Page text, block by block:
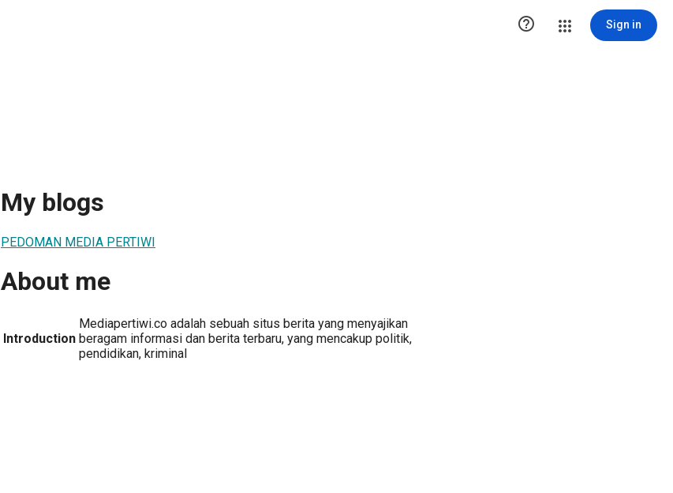
 Sign in
My blogs
PEDOMAN MEDIA PERTIWI
About me
Introduction
Mediapertiwi.co adalah sebuah situs berita yang menyajikan
beragam informasi dan berita terbaru, yang mencakup politik,
pendidikan, kriminal